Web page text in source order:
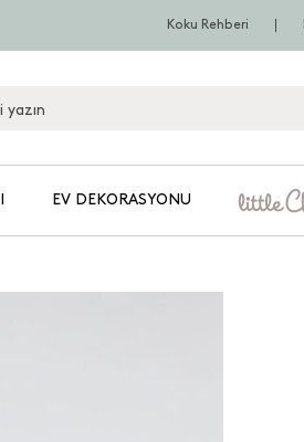
Koku Rehberi
EV DEKORASYONU